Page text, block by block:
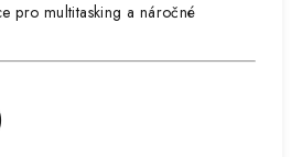
pro multitasking a náročné